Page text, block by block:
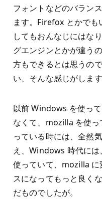
フォントなどのバラン
ます。Firefox とかでも
してもおんなじにはな
グエンジンとかが違う
方もできるとは思うの
い、そんな感じがします
以前 Windows を使っ
なくて、mozilla を使
っている時には、全然
え、Windows 時代に
使っていて、mozilla に
スになってもっと良く
だものでしたが。